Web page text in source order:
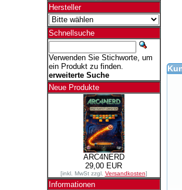
Hersteller
Schnellsuche
Verwenden Sie Stichworte, um
ein Produkt zu finden.
erweiterte Suche
Neue Produkte
ARC4NERD
29,00 EUR
[inkl. MwSt zzgl. Versandkosten]
Informationen